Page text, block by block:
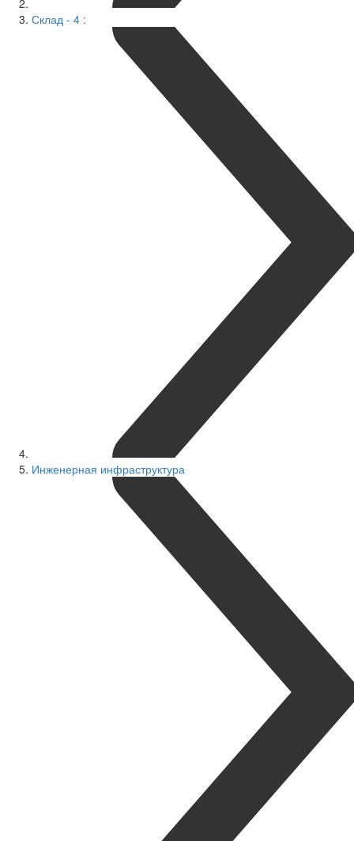
Склад - 4 :
Инженерная инфраструктура